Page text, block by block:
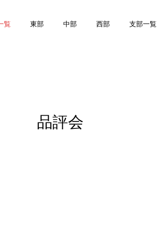
覧 東部 中部 西部 支部一覧
品評会